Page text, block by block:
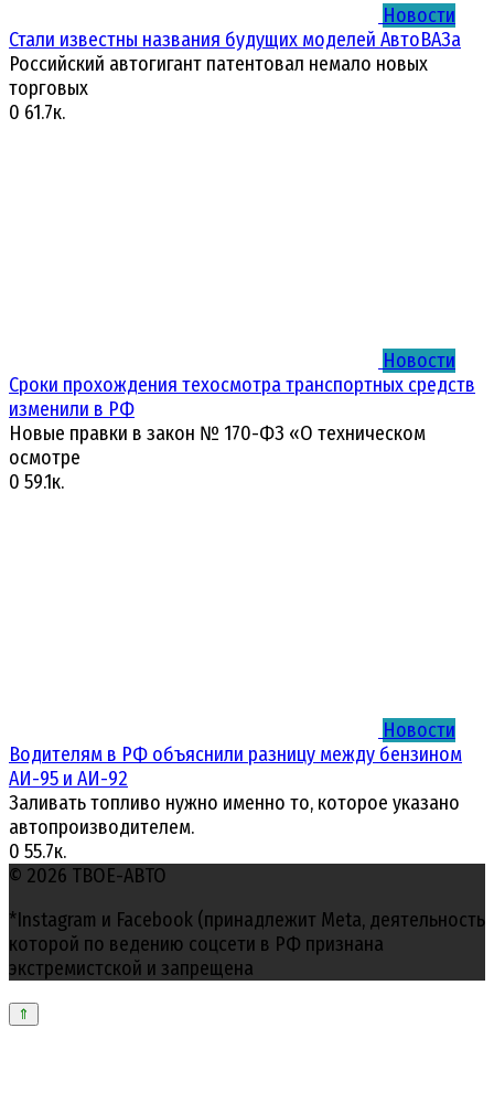
Новости
Стали известны названия будущих моделей АвтоВАЗа
Российский автогигант патентовал немало новых
торговых
0 61.7к.
Новости
Сроки прохождения техосмотра транспортных средств
изменили в РФ
Новые правки в закон № 170-ФЗ «О техническом
осмотре
0 59.1к.
Новости
Водителям в РФ объяснили разницу между бензином
АИ-95 и АИ-92
Заливать топливо нужно именно то, которое указано
автопроизводителем.
0 55.7к.
© 2026 ТВОЕ-АВТО
*Instagram и Facebook (принадлежит Meta, деятельность
которой по ведению соцсети в РФ признана
экстремистской и запрещена